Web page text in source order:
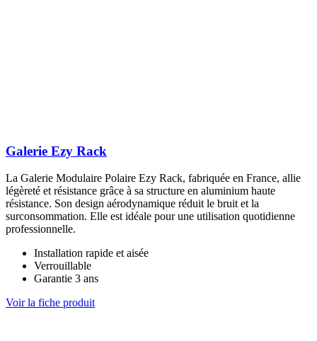
Galerie Ezy Rack
La Galerie Modulaire Polaire Ezy Rack, fabriquée en France, allie
légèreté et résistance grâce à sa structure en aluminium haute
résistance. Son design aérodynamique réduit le bruit et la
surconsommation. Elle est idéale pour une utilisation quotidienne
professionnelle.
Installation rapide et aisée
Verrouillable
Garantie 3 ans
Voir la fiche produit